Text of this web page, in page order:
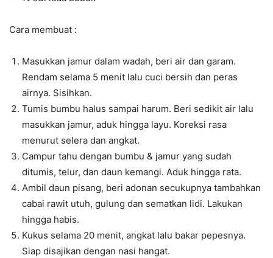
Cara membuat :
Masukkan jamur dalam wadah, beri air dan garam.
Rendam selama 5 menit lalu cuci bersih dan peras
airnya. Sisihkan.
Tumis bumbu halus sampai harum. Beri sedikit air lalu
masukkan jamur, aduk hingga layu. Koreksi rasa
menurut selera dan angkat.
Campur tahu dengan bumbu & jamur yang sudah
ditumis, telur, dan daun kemangi. Aduk hingga rata.
Ambil daun pisang, beri adonan secukupnya tambahkan
cabai rawit utuh, gulung dan sematkan lidi. Lakukan
hingga habis.
Kukus selama 20 menit, angkat lalu bakar pepesnya.
Siap disajikan dengan nasi hangat.